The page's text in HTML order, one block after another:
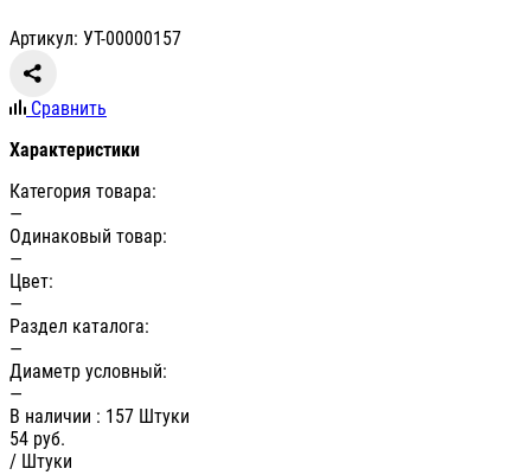
Артикул: УТ-00000157
Сравнить
Характеристики
Категория товара:
—
Одинаковый товар:
—
Цвет:
—
Раздел каталога:
—
Диаметр условный:
—
В наличии : 157 Штуки
54 руб.
/ Штуки